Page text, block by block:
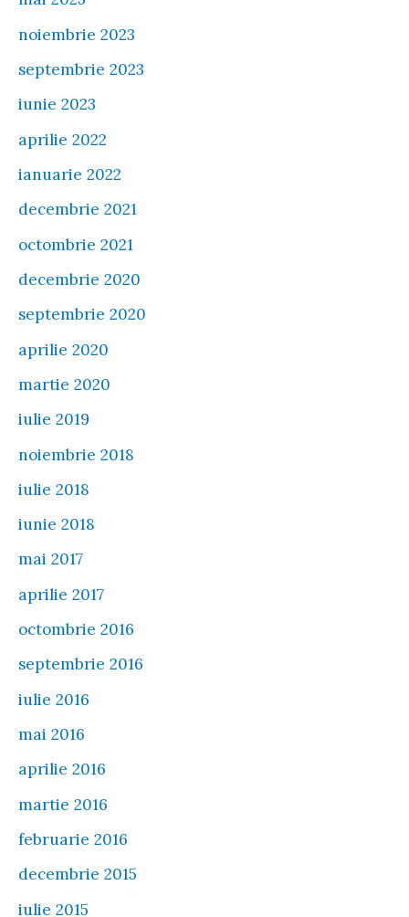
noiembrie 2023
septembrie 2023
iunie 2023
aprilie 2022
ianuarie 2022
decembrie 2021
octombrie 2021
decembrie 2020
septembrie 2020
aprilie 2020
martie 2020
iulie 2019
noiembrie 2018
iulie 2018
iunie 2018
mai 2017
aprilie 2017
octombrie 2016
septembrie 2016
iulie 2016
mai 2016
aprilie 2016
martie 2016
februarie 2016
decembrie 2015
iulie 2015